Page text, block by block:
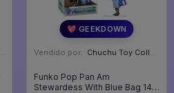
💖 GEEKDOWN
Vendido por: Chuchu Toy Collection - SP
Funko Pop Pan Am
Stewardess With Blue Bag 141